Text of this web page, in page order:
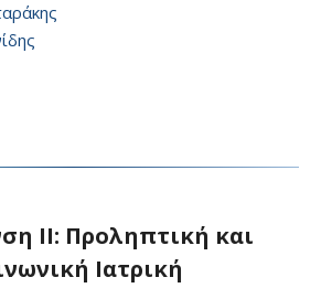
ΙI: Προληπτική και
Ιατρική